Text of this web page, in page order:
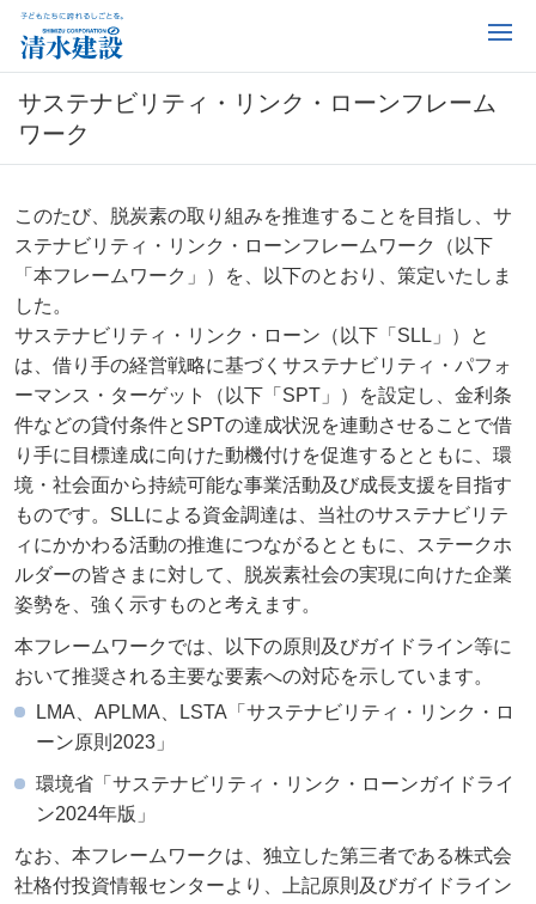
サステナビリティ・リンク・ローンフレーム
ワーク
このたび、脱炭素の取り組みを推進することを目指し、サ
ステナビリティ・リンク・ローンフレームワーク（以下
「本フレームワーク」）を、以下のとおり、策定いたしま
した。
サステナビリティ・リンク・ローン（以下「SLL」）と
は、借り手の経営戦略に基づくサステナビリティ・パフォ
ーマンス・ターゲット（以下「SPT」）を設定し、金利条
件などの貸付条件とSPTの達成状況を連動させることで借
り手に目標達成に向けた動機付けを促進するとともに、環
境・社会面から持続可能な事業活動及び成長支援を目指す
ものです。SLLによる資金調達は、当社のサステナビリテ
ィにかかわる活動の推進につながるとともに、ステークホ
ルダーの皆さまに対して、脱炭素社会の実現に向けた企業
姿勢を、強く示すものと考えます。
本フレームワークでは、以下の原則及びガイドライン等に
おいて推奨される主要な要素への対応を示しています。
LMA、APLMA、LSTA「サステナビリティ・リンク・ロ
ーン原則2023」
環境省「サステナビリティ・リンク・ローンガイドライ
ン2024年版」
なお、本フレームワークは、独立した第三者である株式会
社格付投資情報センターより、上記原則及びガイドライン